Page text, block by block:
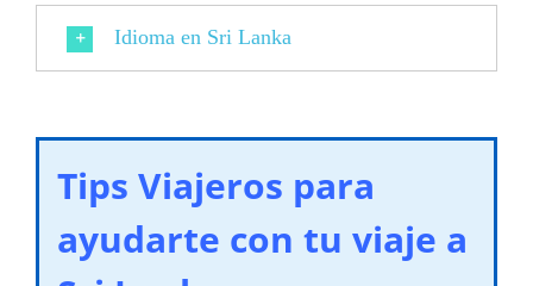
Idioma en Sri Lanka
Tips Viajeros para
ayudarte con tu viaje a